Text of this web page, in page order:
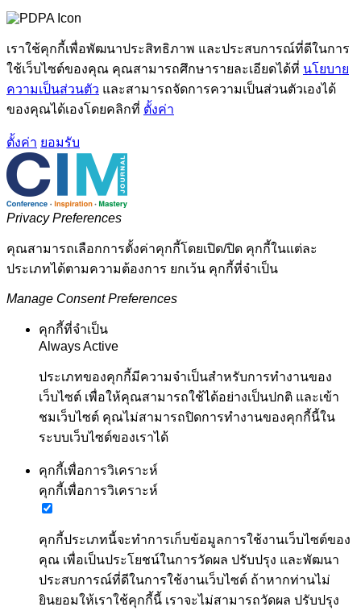
เราใช้คุกกี้เพื่อพัฒนาประสิทธิภาพ และประสบการณ์ที่ดีในการ
ใช้เว็บไซต์ของคุณ คุณสามารถศึกษารายละเอียดได้ที่ นโยบาย
ความเป็นส่วนตัว และสามารถจัดการความเป็นส่วนตัวเองได้
ของคุณได้เองโดยคลิกที่ ตั้งค่า
ตั้งค่า ยอมรับ
Privacy Preferences
คุณสามารถเลือกการตั้งค่าคุกกี้โดยเปิด/ปิด คุกกี้ในแต่ละ
ประเภทได้ตามความต้องการ ยกเว้น คุกกี้ที่จำเป็น
Manage Consent Preferences
คุกกี้ที่จำเป็น
Always Active
ประเภทของคุกกี้มีความจำเป็นสำหรับการทำงานของ
เว็บไซต์ เพื่อให้คุณสามารถใช้ได้อย่างเป็นปกติ และเข้า
ชมเว็บไซต์ คุณไม่สามารถปิดการทำงานของคุกกี้นี้ใน
ระบบเว็บไซต์ของเราได้
คุกกี้เพื่อการวิเคราะห์
คุกกี้เพื่อการวิเคราะห์
คุกกี้ประเภทนี้จะทำการเก็บข้อมูลการใช้งานเว็บไซต์ของ
คุณ เพื่อเป็นประโยชน์ในการวัดผล ปรับปรุง และพัฒนา
ประสบการณ์ที่ดีในการใช้งานเว็บไซต์ ถ้าหากท่านไม่
ยินยอมให้เราใช้คุกกี้นี้ เราจะไม่สามารถวัดผล ปรับปรุง